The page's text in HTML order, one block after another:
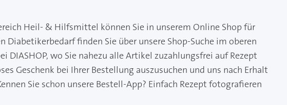
Heil- & Hilfsmittel können Sie in unserem Online Shop für
finden Sie über unsere Shop-Suche im oberen
DIASHOP, wo Sie nahezu alle Artikel zuzahlungsfrei auf Rezept
Geschenk bei Ihrer Bestellung auszusuchen und uns nach Erhalt
Sie schon unsere Bestell-App? Einfach Rezept fotografieren